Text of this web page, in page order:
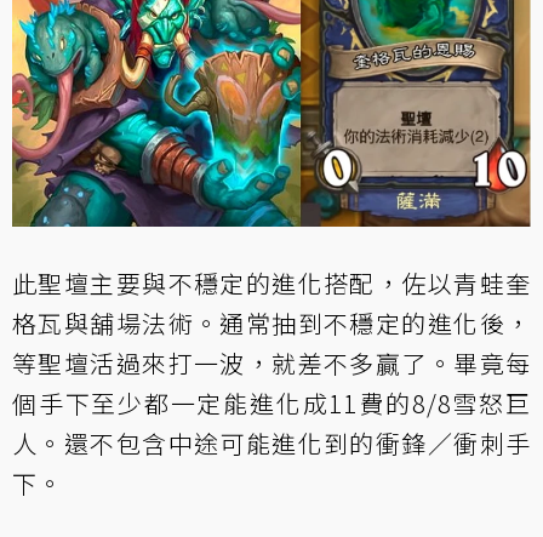
此聖壇主要與不穩定的進化搭配，佐以青蛙奎
格瓦與舖場法術。通常抽到不穩定的進化後，
等聖壇活過來打一波，就差不多贏了。畢竟每
個手下至少都一定能進化成11費的8/8雪怒巨
人。還不包含中途可能進化到的衝鋒／衝刺手
下。